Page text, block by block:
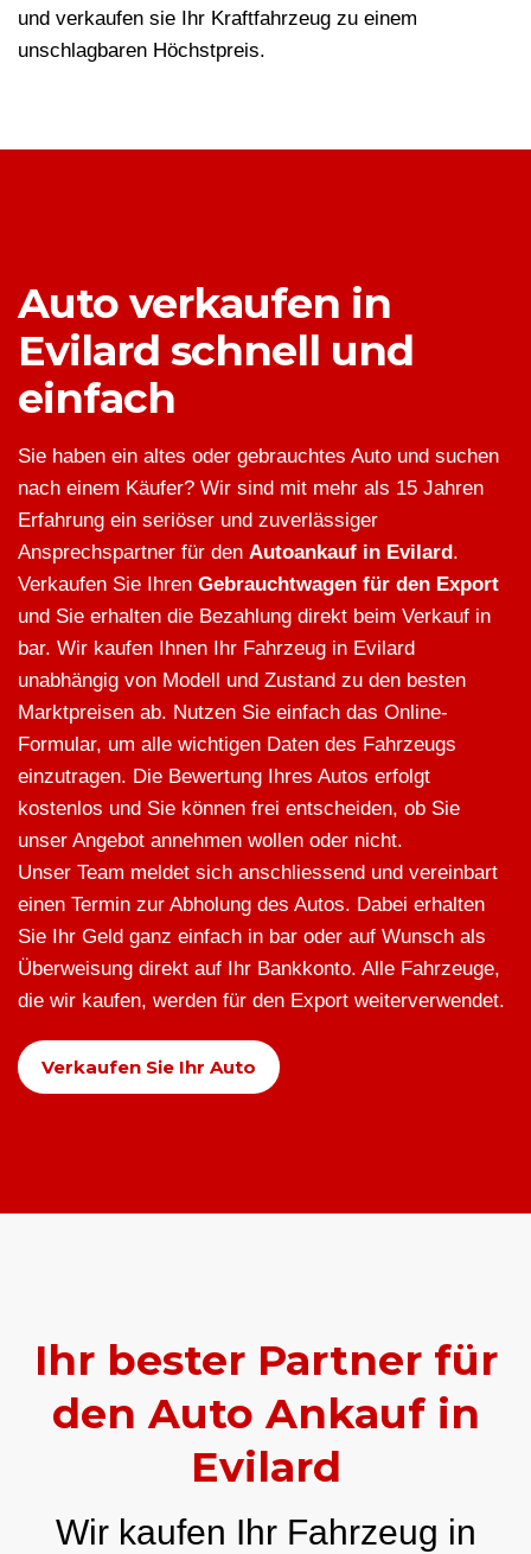
und verkaufen sie Ihr Kraftfahrzeug zu einem
unschlagbaren Höchstpreis.
Auto verkaufen in
Evilard schnell und
einfach
Sie haben ein altes oder gebrauchtes Auto und suchen
nach einem Käufer? Wir sind mit mehr als 15 Jahren
Erfahrung ein seriöser und zuverlässiger
Ansprechspartner für den Autoankauf in Evilard.
Verkaufen Sie Ihren Gebrauchtwagen für den Export
und Sie erhalten die Bezahlung direkt beim Verkauf in
bar. Wir kaufen Ihnen Ihr Fahrzeug in Evilard
unabhängig von Modell und Zustand zu den besten
Marktpreisen ab. Nutzen Sie einfach das Online-
Formular, um alle wichtigen Daten des Fahrzeugs
einzutragen. Die Bewertung Ihres Autos erfolgt
kostenlos und Sie können frei entscheiden, ob Sie
unser Angebot annehmen wollen oder nicht.
Unser Team meldet sich anschliessend und vereinbart
einen Termin zur Abholung des Autos. Dabei erhalten
Sie Ihr Geld ganz einfach in bar oder auf Wunsch als
Überweisung direkt auf Ihr Bankkonto. Alle Fahrzeuge,
die wir kaufen, werden für den Export weiterverwendet.
Verkaufen Sie Ihr Auto
Ihr bester Partner für
den Auto Ankauf in
Evilard
Wir kaufen Ihr Fahrzeug in